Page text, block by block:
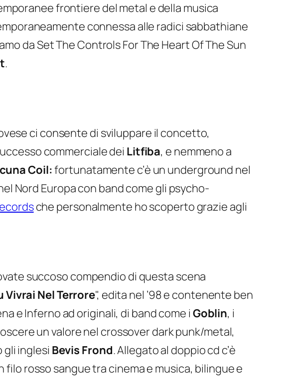
frontiere del metal e della musica
connessa alle radici sabbathiane
daSet The Controls For The Heart Of The Sun
.
ci consente di sviluppare il concetto,
commerciale dei Litfiba, e nemmeno a
Coil:fortunatamente c’è un underground nel
Nord Europa con band come gli psycho-
che personalmente ho scoperto grazie agli
succoso compendio di questa scena
Vivrai Nel Terrore", edita nel ’98 e contenente ben
e Inferno ad originali, di band come i Goblin, i
un valore nel crossover dark punk/metal,
gli inglesi Bevis Frond. Allegato al doppio cd c’è
filo rosso sangue tra cinema e musica, bilingue e